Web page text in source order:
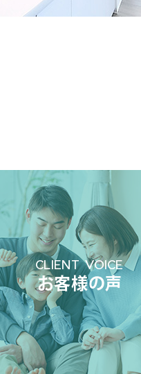
CLIENT VOICE
お客様の声